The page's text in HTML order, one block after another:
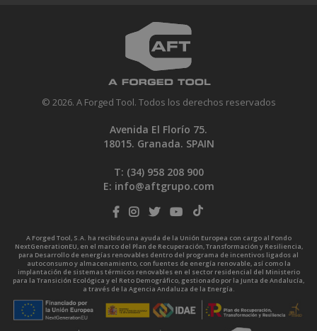
© 2026. A Forged Tool. Todos los derechos reservados
Avenida El Florío 75.
18015. Granada. SPAIN
T: (34) 958 208 900
E: info@aftgrupo.com
A Forged Tool, S.A. ha recibido una ayuda de la Unión Europea con cargo al Fondo
NextGenerationEU, en el marco del Plan de Recuperación, Transformación y Resiliencia,
para Desarrollo de energías renovables dentro del programa de incentivos ligados al
autoconsumo y almacenamiento, con fuentes de energía renovable, así como la
implantación de sistemas térmicos renovables en el sector residencial del Ministerio
para la Transición Ecológica y el Reto Demográfico, gestionado por la Junta de Andalucía,
a través de la Agencia Andaluza de la Energía.